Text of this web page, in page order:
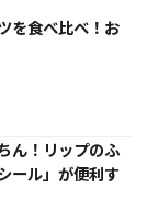
を食べ比べ！お
ん！リップのふ
ール」が便利す